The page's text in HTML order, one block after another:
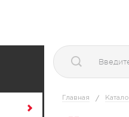
Главная /